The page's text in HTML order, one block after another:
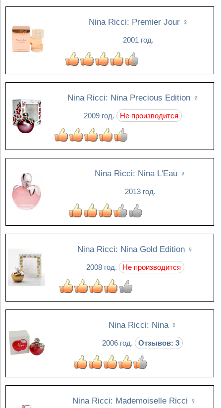
Nina Ricci: Premier Jour ♀
2001 год.
Nina Ricci: Nina Precious Edition ♀
2009 год. Не производится
Nina Ricci: Nina L'Eau ♀
2013 год.
Nina Ricci: Nina Gold Edition ♀
2008 год. Не производится
Nina Ricci: Nina ♀
2006 год. Отзывов: 3
Nina Ricci: Mademoiselle Ricci ♀